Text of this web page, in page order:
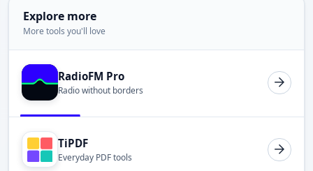
Explore more
More tools you'll love
RadioFM Pro
Radio without borders
TiPDF
Everyday PDF tools